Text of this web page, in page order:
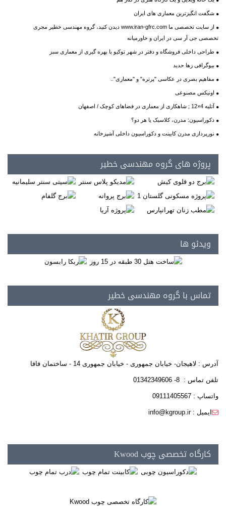
شگفت انگیزترین معماری های ایران
از سایت تخصصی ما www.iran-gfrc.com دیدن کنید، گروه مهندسی خطیر مجری
تخصصی جی آر سی در ایران و خاورمیانه
طراحی داخلی فروشگاه و دفتر در شهر توکیو با بهره گیری از معماری سبز
بیوگرافی زها حدید
مفاهیم بصری در عکاسی "پرتره" و "معماری"..
اونیکس مصنوعی
آتلیه 4×12 ; شاهکاری از معماری در فضاهای کوچک / اصفهان
دکوراسیون: مدرن، کلاسیک یا هر دو؟
نورپردازی مدرن کابینت و دکوراسیون داخلی آشپزخانه
پروژه های گروه مهندسی خطیر
ویدئو ها
تماس با گروه مهندسی خطیر
آدرس : لاهیجان- خیابان جمهوری - خیابان جمهوری 14 - ساختمان فافا
تلفن تماس : 8- 01342349606
واتساپ : 09111405567
ایمیل : info@kgroup.ir
کارگاه تخصصی چوب Kwood